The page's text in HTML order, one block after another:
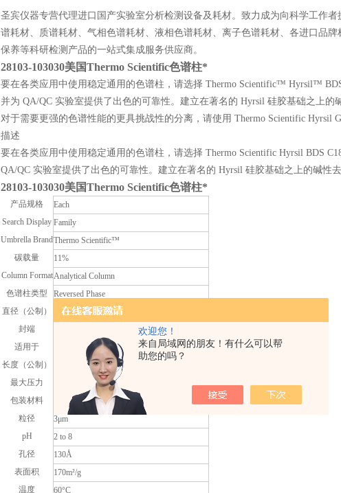
欢迎您！
来自局域网的朋友！有什么可以帮
助您的吗？
圣宾仪器专营代理进口国产实验室分析检测设备及耗材。 致力 成为向科学工作者
谱耗材、 质谱耗材、 气相色谱耗材、 液相色谱耗材、 离子色谱耗材、各进口品牌
保养等科研检测 产品的一站式集成服务供应商。
28103-103030美国Thermo Scientific色谱柱*
要在各类应用中使用稳定通用的色谱柱，请选择 Thermo Scientific™ Hyrsil™
并为 QA/QC 实验室提供了出色的可靠性。建立在著名的 Hyrsil 硅胶基础之上的
对于需要更强的色谱性能的更具挑战性的分离，请使用 Thermo Scientific Hyrsil
描述
要在各类应用中使用稳定通用的色谱柱，请选择 Thermo Scientific Hyrsil BDS
QA/QC 实验室提供了出色的可靠性。建立在著名的 Hyrsil 硅胶基础之上的碱性
28103-103030美国Thermo Scientific色谱柱*
产品规格
Each
Search Display Family
Umbrella BrandThermo Scientific™
碳载量
11%
Column FormatAnalytical Column
色谱柱类型
Reversed Phase
直径（公制）
3mm
封端
适用于
长度（公制）
最大压力
包装材料
Silica, Spherical Fully Porous Base Deactivated
粒径
3μm
pH
2 to 8
孔径
130Å
表面积
170m²/g
温度
60°C